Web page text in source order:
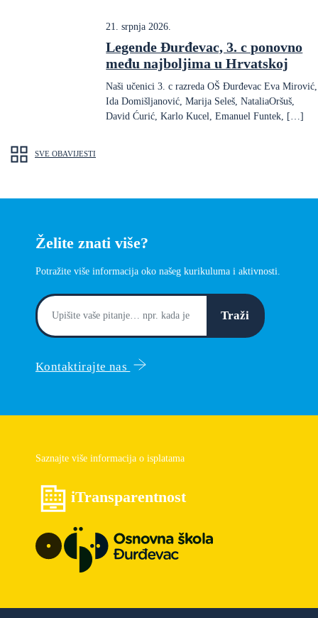
21. srpnja 2026.
Legende Đurđevac, 3. c ponovno
među najboljima u Hrvatskoj
Naši učenici 3. c razreda OŠ Đurđevac Eva Mirović,
Ida Domišljanović, Marija Seleš, NataliaOršuš,
David Ćurić, Karlo Kucel, Emanuel Funtek, […]
SVE OBAVIJESTI
Želite znati više?
Potražite više informacija oko našeg kurikuluma i aktivnosti.
Traži
Kontaktirajte nas
Saznajte više informacija o isplatama
iTransparentnost